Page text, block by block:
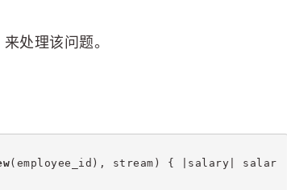
处理该问题。
(employee_id), stream) { |salary| salar